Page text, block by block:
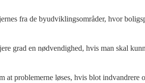
fra de byudviklingsområder, hvor
grad en nødvendighed, hvis man skal
problemerne løses, hvis blot indvandrere